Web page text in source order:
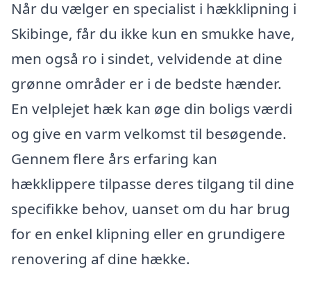
Når du vælger en specialist i hækklipning i
Skibinge, får du ikke kun en smukke have,
men også ro i sindet, velvidende at dine
grønne områder er i de bedste hænder.
En velplejet hæk kan øge din boligs værdi
og give en varm velkomst til besøgende.
Gennem flere års erfaring kan
hækklippere tilpasse deres tilgang til dine
specifikke behov, uanset om du har brug
for en enkel klipning eller en grundigere
renovering af dine hække.